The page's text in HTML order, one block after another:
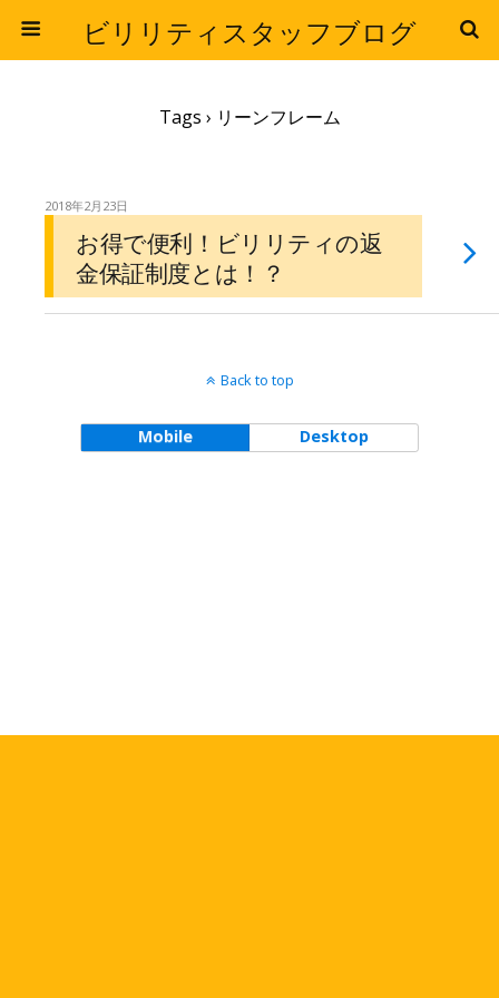
ビリリティスタッフブログ
Tags › リーンフレーム
2018年2月23日
お得で便利！ビリリティの返
金保証制度とは！？
Back to top
Mobile Desktop